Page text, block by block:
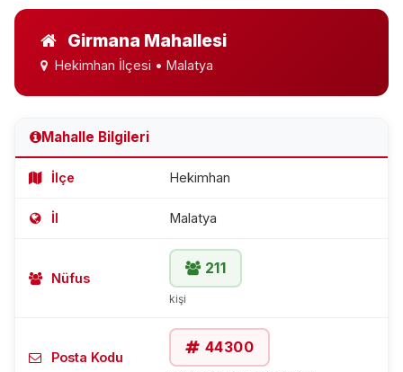
Girmana Mahallesi
Hekimhan İlçesi • Malatya
Mahalle Bilgileri
İlçe Hekimhan
İl Malatya
Nüfus
211
kişi
Posta Kodu
44300